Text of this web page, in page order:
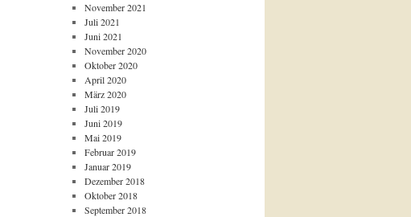
November 2021
Juli 2021
Juni 2021
November 2020
Oktober 2020
April 2020
März 2020
Juli 2019
Juni 2019
Mai 2019
Februar 2019
Januar 2019
Dezember 2018
Oktober 2018
September 2018